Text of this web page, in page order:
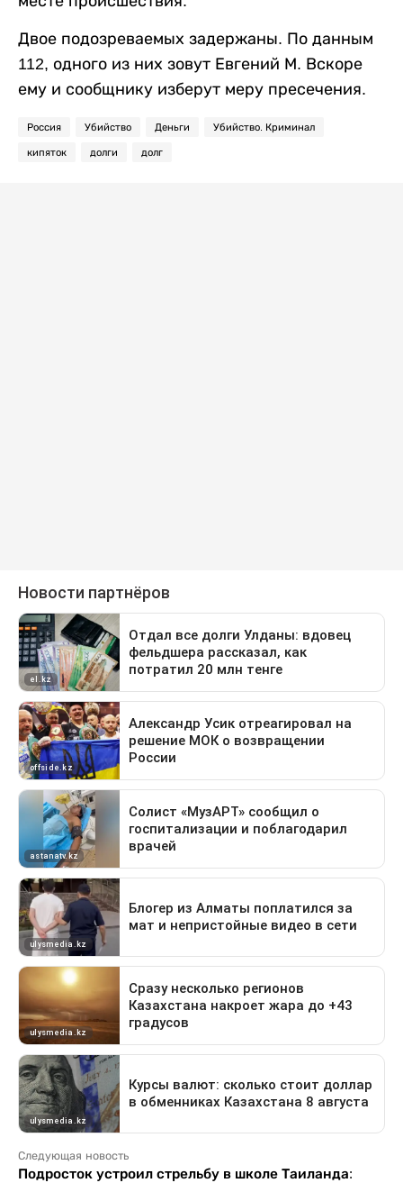
Двое подозреваемых задержаны. По данным
112, одного из них зовут Евгений М. Вскоре
ему и сообщнику изберут меру пресечения.
Россия Убийство Деньги Убийство. Криминал
кипяток долги долг
Следующая новость
Подросток устроил стрельбу в школе Таиланда: